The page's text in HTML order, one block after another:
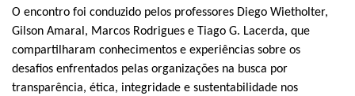
O encontro foi conduzido pelos professores Diego Wietholter,
Gilson Amaral, Marcos Rodrigues e Tiago G. Lacerda, que
compartilharam conhecimentos e experiências sobre os
desafios enfrentados pelas organizações na busca por
transparência, ética, integridade e sustentabilidade nos